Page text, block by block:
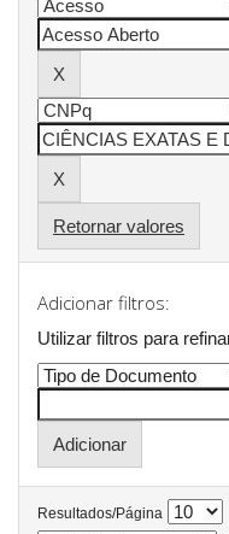
Retornar valores
Adicionar filtros:
Utilizar filtros para
Resultados/Página